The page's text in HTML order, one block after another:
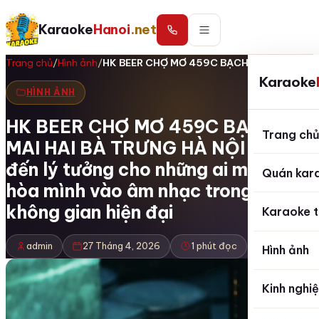
KaraokeHanoi.net
Karaoke
Trang chủ
Quán
Karaoke
Hình ảnh
Kinh
Trang chủ/Hình ảnh/HK BEER CHỢ MƠ 459C BẠCH MAI HAI BÀ…
HÌNH ẢNH
HK BEER CHỢ MƠ 459C BẠCH
MAI HAI BÀ TRƯNG HÀ NỘI điểm
đến lý tưởng cho những ai muốn
hòa mình vào âm nhạc trong một
không gian hiện đại
admin 27 Tháng 4, 2026 1 phút đọc